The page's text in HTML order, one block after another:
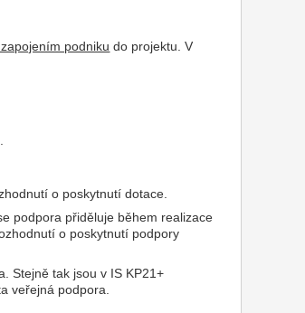
podniku do projektu. V
o poskytnutí dotace.
podpora přiděluje během realizace
o poskytnutí podpory
Stejně tak jsou v IS KP21+
veřejná podpora.